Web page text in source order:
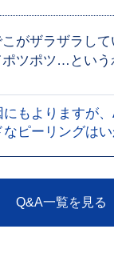
がザラザラし
ポツポツ…という
にもよりますが
なピーリングは
Q&A一覧を見る